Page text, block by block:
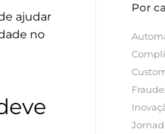
ajudar
no
Por